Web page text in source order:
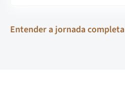
Entender a jornada completa